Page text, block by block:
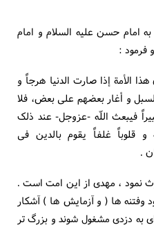
امام حسن علیه السلام و امام
فرمود :
الأمة إذا صارت الدنیا هرجاً و
و أغار بعضهم على بعض، فلا
فیبعث اللّه -عزوجل- عند ذلک
قلوباً غلفاً یقوم بالدین فی
.
نمود ، مهدی از این امت است .
وفتنه ها ( و آزمایش ها ) آشکار
به دزدی مشغول شوند و بزرگ تر